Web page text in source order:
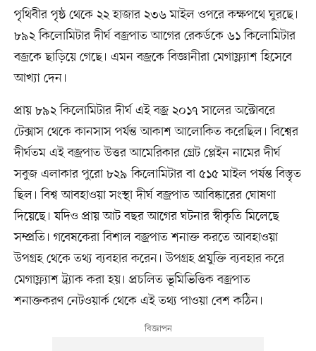
পৃথিবীর পৃষ্ঠ থেকে ২২ হাজার ২৩৬ মাইল ওপরে কক্ষপথে ঘুরছে।
৮৯২ কিলোমিটার দীর্ঘ বজ্রপাত আগের রেকর্ডকে ৬১ কিলোমিটার
বজ্রকে ছাড়িয়ে গেছে। এমন বজ্রকে বিজ্ঞানীরা মেগাফ্ল্যাশ হিসেবে
আখ্যা দেন।
প্রায় ৮৯২ কিলোমিটার দীর্ঘ এই বজ্র ২০১৭ সালের অক্টোবরে
টেক্সাস থেকে কানসাস পর্যন্ত আকাশ আলোকিত করেছিল। বিশ্বের
দীর্ঘতম এই বজ্রপাত উত্তর আমেরিকার গ্রেট প্লেইন নামের দীর্ঘ
সবুজ এলাকার পুরো ৮২৯ কিলোমিটার বা ৫১৫ মাইল পর্যন্ত বিস্তৃত
ছিল। বিশ্ব আবহাওয়া সংস্থা দীর্ঘ বজ্রপাত আবিষ্কারের ঘোষণা
দিয়েছে। যদিও প্রায় আট বছর আগের ঘটনার স্বীকৃতি মিলেছে
সম্প্রতি। গবেষকেরা বিশাল বজ্রপাত শনাক্ত করতে আবহাওয়া
উপগ্রহ থেকে তথ্য ব্যবহার করেন। উপগ্রহ প্রযুক্তি ব্যবহার করে
মেগাফ্ল্যাশ ট্র্যাক করা হয়। প্রচলিত ভূমিভিত্তিক বজ্রপাত
শনাক্তকরণ নেটওয়ার্ক থেকে এই তথ্য পাওয়া বেশ কঠিন।